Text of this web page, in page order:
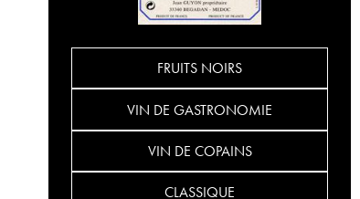
FRUITS NOIRS
VIN DE GASTRONOMIE
VIN DE COPAINS
CLASSIQUE